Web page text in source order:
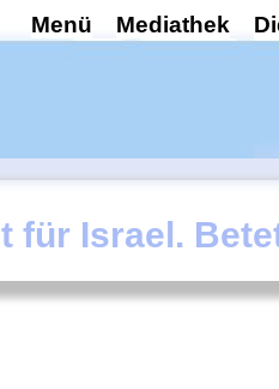
Menü Mediathek
für